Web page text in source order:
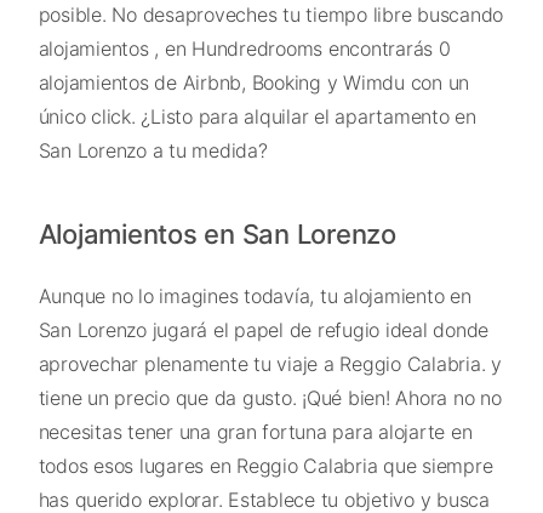
posible. No desaproveches tu tiempo libre buscando
alojamientos , en Hundredrooms encontrarás 0
alojamientos de Airbnb, Booking y Wimdu con un
único click. ¿Listo para alquilar el apartamento en
San Lorenzo a tu medida?
Alojamientos en San Lorenzo
Aunque no lo imagines todavía, tu alojamiento en
San Lorenzo jugará el papel de refugio ideal donde
aprovechar plenamente tu viaje a Reggio Calabria. y
tiene un precio que da gusto. ¡Qué bien! Ahora no no
necesitas tener una gran fortuna para alojarte en
todos esos lugares en Reggio Calabria que siempre
has querido explorar. Establece tu objetivo y busca